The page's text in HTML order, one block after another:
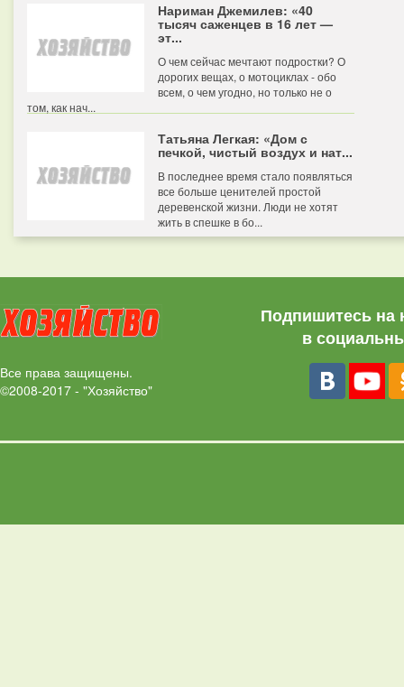
Нариман Джемилев: «40
тысяч саженцев в 16 лет —
эт...
О чем сейчас мечтают подростки? О
дорогих вещах, о мотоциклах - обо
всем, о чем угодно, но только не о
том, как нач...
Татьяна Легкая: «Дом с
печкой, чистый воздух и нат...
В последнее время стало появляться
все больше ценителей простой
деревенской жизни. Люди не хотят
жить в спешке в бо...
Все права защищены.
©2008-2017 - "Хозяйство"
Подпишитесь на
в